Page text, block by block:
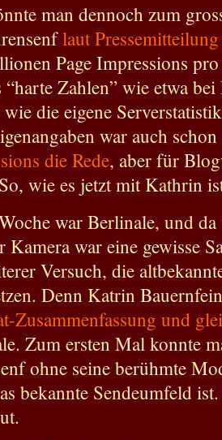
man dennoch zum
laut Pressemitteilung
Page Impressions
“harte Zahlen” wie etwa
die eigene
war auch
die Rede, aber für
wie es jetzt mit Kathrin
war Berlinale, und
Kamera war eine gewisse
Versuch, die
Denn Katrin
Zusammenfassung und
Zum ersten Mal konnte
ohne seine berühmte
bekannte Sendeumfeld